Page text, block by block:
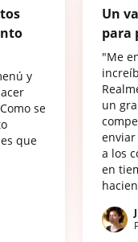
y
se
que
Un
para
"Me
un
a los
en